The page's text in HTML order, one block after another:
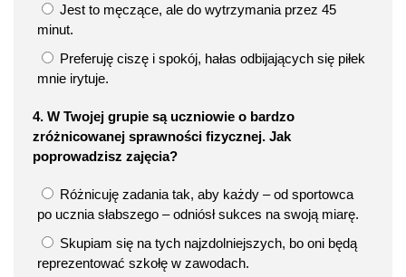
Jest to męczące, ale do wytrzymania przez 45
minut.
Preferuję ciszę i spokój, hałas odbijających się piłek
mnie irytuje.
4. W Twojej grupie są uczniowie o bardzo
zróżnicowanej sprawności fizycznej. Jak
poprowadzisz zajęcia?
Różnicuję zadania tak, aby każdy – od sportowca
po ucznia słabszego – odniósł sukces na swoją miarę.
Skupiam się na tych najzdolniejszych, bo oni będą
reprezentować szkołę w zawodach.